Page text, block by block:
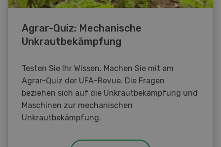
Agrar-Quiz: Mechanische
Unkrautbekämpfung
Testen Sie Ihr Wissen. Machen Sie mit am
Agrar-Quiz der UFA-Revue. Die Fragen
beziehen sich auf die Unkrautbekämpfung und
Maschinen zur mechanischen
Unkrautbekämpfung.